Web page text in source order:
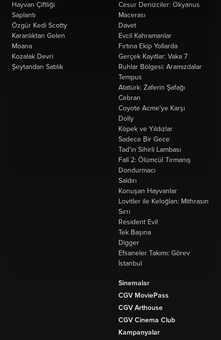
Hayvan Çiftliği
Saplantı
Özgür Kedi Scotty
Karanlıktan Gelen
Moana
Kozalak Devri
Şeytandan Satılık
Cesur Denizciler: Okyanus
Macerası
Davet
Evcil Kahramanlar
Fırtına Ekip Yollarda
Gerçek Kayıtlar: Vaka 7
Ruhlar Bölgesi: Aramızdalar
Tempus
Atatürk: Zaferin Şafağı
Cebran
Coyote Acme'ye Karşı
Dolly
Köpek ve Yıldızlar
Sadece Bir Gece
Tad'in Sihirli Lambası
Fall 2: Ölümcül Tırmanış
Dondurmacı
Saldırı
Konuşan Hayvanlar
Lovitler ile Keloğlan: Mithrasın
Sırrı
Resident Evil
Tek Başına
Digger
Efsaneler Takımı: Görev
İstanbul
Sinemalar
CGV MoviePass
CGV Arthouse
CGV Cinema Club
Kampanyalar